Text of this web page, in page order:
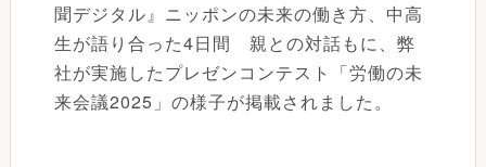
聞デジタル』ニッポンの未来の働き方、中高
生が語り合った4日間 親との対話もに、弊
社が実施したプレゼンコンテスト「労働の未
来会議2025」の様子が掲載されました。